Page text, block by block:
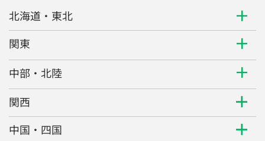
北海道・東北
関東
中部・北陸
関西
中国・四国